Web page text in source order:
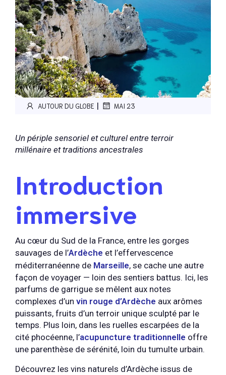
AUTOUR DU GLOBE | MAI 23
Un périple sensoriel et culturel entre terroir
millénaire et traditions ancestrales
Introduction
immersive
Au cœur du Sud de la France, entre les gorges
sauvages de l’Ardèche et l’effervescence
méditerranéenne de Marseille, se cache une autre
façon de voyager — loin des sentiers battus. Ici, les
parfums de garrigue se mêlent aux notes
complexes d’un vin rouge d’Ardèche aux arômes
puissants, fruits d’un terroir unique sculpté par le
temps. Plus loin, dans les ruelles escarpées de la
cité phocéenne, l’acupuncture traditionnelle offre
une parenthèse de sérénité, loin du tumulte urbain.
Découvrez les vins naturels d’Ardèche issus de